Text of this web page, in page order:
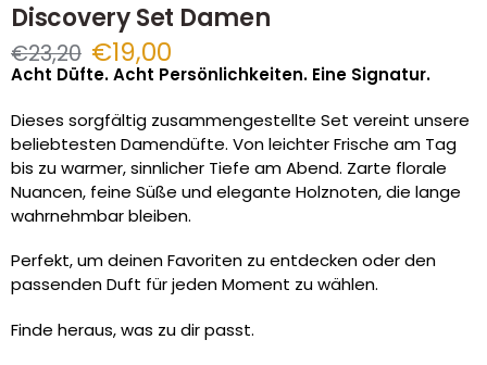
Discovery Set Damen
€23,20 €19,00
Acht Düfte. Acht Persönlichkeiten. Eine Signatur.
Dieses sorgfältig zusammengestellte Set vereint unsere
beliebtesten Damendüfte. Von leichter Frische am Tag
bis zu warmer, sinnlicher Tiefe am Abend. Zarte florale
Nuancen, feine Süße und elegante Holznoten, die lange
wahrnehmbar bleiben.
Perfekt, um deinen Favoriten zu entdecken oder den
passenden Duft für jeden Moment zu wählen.
Finde heraus, was zu dir passt.